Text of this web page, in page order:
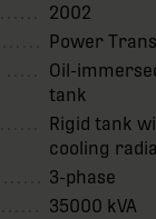
2002
Power
Oil-
tank
Rigid tank
cooling
3-phase
35000 kVA